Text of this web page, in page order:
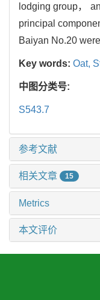
lodging group，
principal
Baiyan No.20
Key words: Oat,
中图分类号:
S543.7
参考文献
相关文章 15
Metrics
本文评价